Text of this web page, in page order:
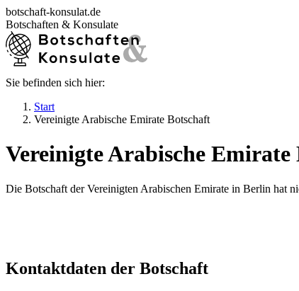
Zum
Inhalt
springen
botschaft-konsulat.de
Botschaften & Konsulate
Startseite
Botschaften im Ausland
Konsulate in Deutschland
Visum beantragen
Ratgeber
Sie befinden sich hier:
Start
Vereinigte Arabische Emirate Botschaft
Vereinigte Arabische
Die Botschaft der Vereinigten Arabischen Emirate in Berlin hat
Kontaktdaten der Botschaft